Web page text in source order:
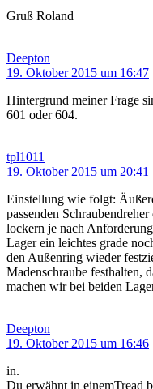
Gruß Roland
Deepton
19. Oktober 2015 um 16:47
Hintergrund meiner Frage
601 oder 604.
tpl1011
19. Oktober 2015 um 20:41
Einstellung wie folgt:
passenden
lockern je nach
Lager ein leichtes grade
den Außenring wieder
Madenschraube festhalten,
machen wir bei beiden
Deepton
19. Oktober 2015 um 16:46
in.
Du erwähnt in einemTread